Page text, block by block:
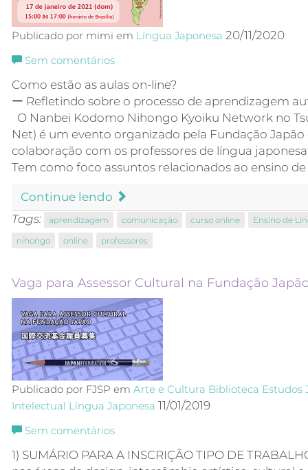
Publicado por mimi em Língua Japonesa 20/11/2020
Sem comentários
Como estão as aulas on-line?
ー Refletindo sobre o processo de aprendizagem
O Nanbei Kodomo Nihongo Kyoiku Network no
Net) é um evento organizado pela Fundação Japão
colaboração com os professores de língua
Tem como foco assuntos relacionados ao ensino
Continue lendo
Tags:
aprendizagem comunicação curso online
Ensino de
nihongo
online professores
Vaga para Assessor Cultural na Fundação
Publicado por FJSP em Arte e Cultura Biblioteca Estudos
Intelectual Língua Japonesa 11/01/2019
Sem comentários
1) SUMÁRIO PARA A INSCRIÇÃO TIPO DE